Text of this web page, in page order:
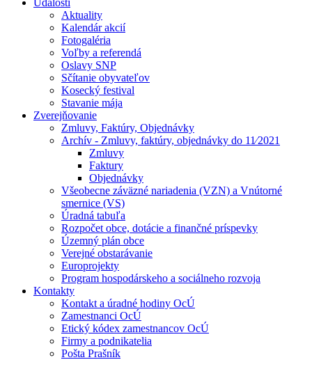
Udalosti
Aktuality
Kalendár akcií
Fotogaléria
Voľby a referendá
Oslavy SNP
Sčítanie obyvateľov
Kosecký festival
Stavanie mája
Zverejňovanie
Zmluvy, Faktúry, Objednávky
Archív - Zmluvy, faktúry, objednávky do 11⁄2021
Zmluvy
Faktury
Objednávky
Všeobecne záväzné nariadenia (VZN) a Vnútorné
smernice (VS)
Úradná tabuľa
Rozpočet obce, dotácie a finančné príspevky
Územný plán obce
Verejné obstarávanie
Europrojekty
Program hospodárskeho a sociálneho rozvoja
Kontakty
Kontakt a úradné hodiny OcÚ
Zamestnanci OcÚ
Etický kódex zamestnancov OcÚ
Firmy a podnikatelia
Pošta Prašník